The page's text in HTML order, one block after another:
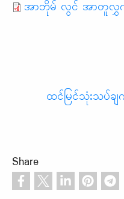
အာဘိုမ် လွင် အာတူလွှ
ထင်မြင်သုံးသပ်ချ
Share